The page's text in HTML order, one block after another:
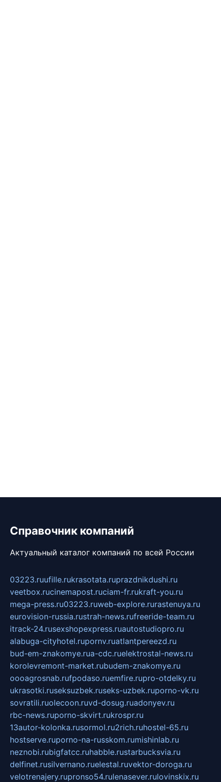
Справочник компаний
Актуальный каталог компаний по всей России
03223.ruufille.rukrasotata.ruprazdnikdushi.ru
veetbox.rucinemapost.ruciam-fr.rukraft-you.ru
mega-press.ru03223.ruweb-explore.rurastenuya.ru
eurovision-russia.rustrah-news.rufreeride-team.ru
itrack-24.rusexshopexpress.ruautostudiopro.ru
alabuga-cityhotel.rupornv.ruatlantpereezd.ru
bud-em-znakomye.rua-cdc.ruelektrostal-news.ru
korolevremont-market.rubudem-znakomye.ru
oooagrosnab.rufpodaso.ruemfire.rupro-otdelky.ru
ukrasotki.ruseksuzbek.ruseks-uzbek.ruporno-vk.ru
sovratili.ruolecoon.ruvd-dosug.ruadonyev.ru
rbc-news.ruporno-skvirt.rukrospr.ru
13autor-kolonka.rusormol.ru2rich.ruhostel-65.ru
hostserve.ruporno-na-russkom.rumishinlab.ru
neznobi.rubigfatcc.ruhabble.rustarbucksvia.ru
delfinet.rusilvernano.ruelestal.ruvektor-doroga.ru
velotrenajery.rupronso54.rulenasever.rulovinskix.ru